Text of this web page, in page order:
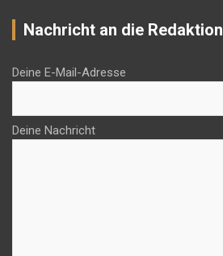
Nachricht an die Redaktion
Deine E-Mail-Adresse
Deine Nachricht